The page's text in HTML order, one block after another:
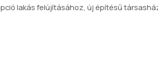
lakás felújításához, új építésű